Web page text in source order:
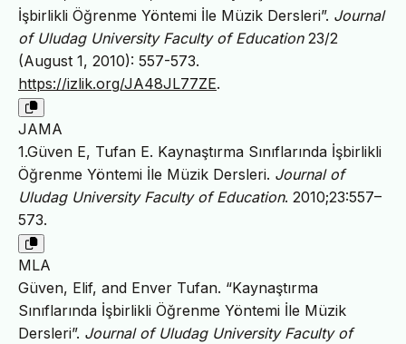
İşbirlikli Öğrenme Yöntemi İle Müzik Dersleri”. Journal
of Uludag University Faculty of Education23/2
(August 1, 2010): 557-573.
https://izlik.org/JA48JL77ZE.
JAMA
1.Güven E, Tufan E. Kaynaştırma Sınıflarında İşbirlikli
Öğrenme Yöntemi İle Müzik Dersleri. Journal of
Uludag University Faculty of Education. 2010;23:557–
573.
MLA
Güven, Elif, and Enver Tufan. “Kaynaştırma
Sınıflarında İşbirlikli Öğrenme Yöntemi İle Müzik
Dersleri”. Journal of Uludag University Faculty of